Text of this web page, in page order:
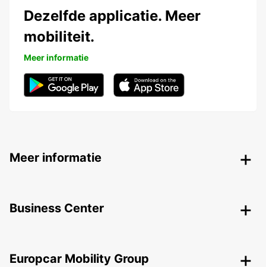
Dezelfde applicatie. Meer
mobiliteit.
Meer informatie
Meer informatie
Business Center
Europcar Mobility Group